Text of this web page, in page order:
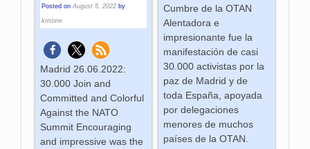
Cumbre de la OTAN
Alentadora e
impresionante fue la
manifestación de casi
30.000 activistas por la
paz de Madrid y de
toda España, apoyada
por delegaciones
menores de muchos
países de la OTAN.
Posted onAugust 5, 2022 by
kristine
Madrid 26.06.2022:
30.000 Join and
Committed and Colorful
Against the NATO
Summit Encouraging
and impressive was the